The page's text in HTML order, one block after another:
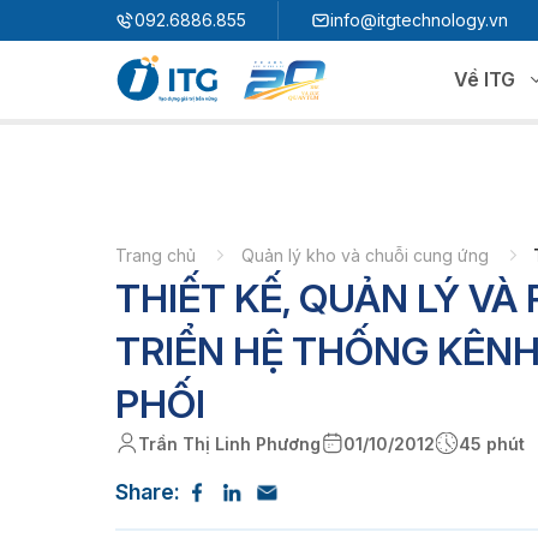
092.6886.855 info@itgtechnology.vn
Về ITG
Giải pháp quản trị hoạch định nguồn lực
3S i​FACTORY
Giải pháp nhà máy thông minh
3S WMS
3S MES
3S SPS
3S MMS
3S F-INSIGHT
Trang chủ Quản lý kho và chuỗi cung ứng
THIẾT KẾ, QUẢN LÝ VÀ
TRIỂN HỆ THỐNG
PHỐI
Trần Thị Linh Phương 01/10/2012 45 phút
Share: